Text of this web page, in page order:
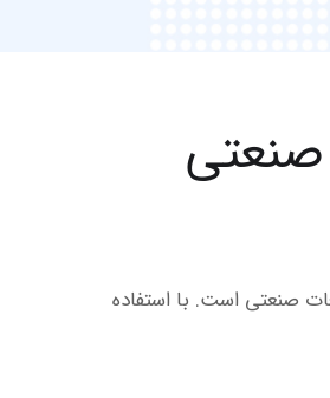
صنعتی است. با استفاده